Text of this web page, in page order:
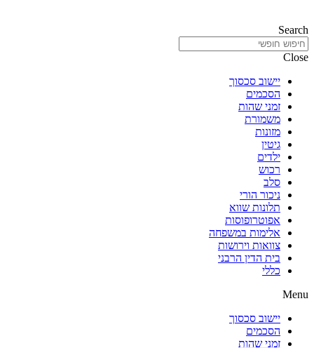
Search
Close
יישוב סכסוך
הסכמים
זמני שהות
משמורת
מזונות
גיטין
ילדים
רכוש
סלב
ניכור הורי
תלונות שווא
אפוטרופוסות
אלימות במשפחה
צוואות וירושות
בית הדין הרבני
כללי
Menu
יישוב סכסוך
הסכמים
זמני שהות